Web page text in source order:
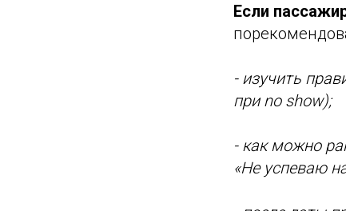
Если
- изучить
при no show);
- как можно
«Не успеваю